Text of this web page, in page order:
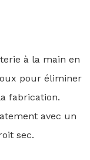
à la main en
pour éliminer
fabrication.
avec un
sec.